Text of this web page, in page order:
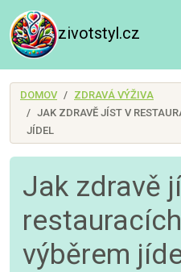
zivotstyl.cz
DOMOV
ZDRAVÁ VÝŽIVA
JAK ZDRAVĚ JÍST V
JÍDEL
Jak zdravě
výběrem